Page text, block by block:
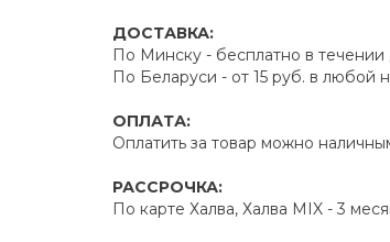
ДОСТАВКА:
По Минску - бесплатно в течении
По Беларуси - от 15 руб. в любой
ОПЛАТА:
Оплатить за товар можно
РАССРОЧКА:
По карте Халва, Халва MIX - 3